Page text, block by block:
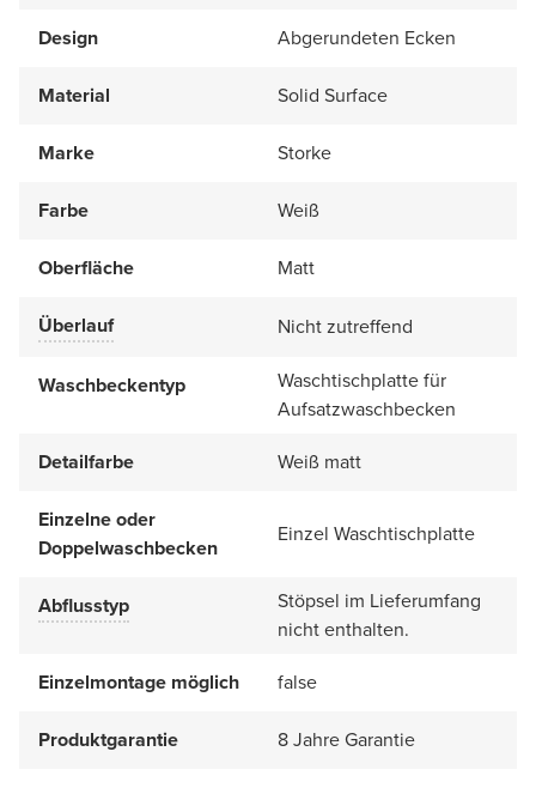
Design Abgerundeten Ecken
Material Solid Surface
Marke Storke
Farbe Weiß
Oberfläche Matt
Überlauf Nicht zutreffend
Waschbeckentyp
Waschtischplatte für
Aufsatzwaschbecken
Detailfarbe
Weiß matt
Einzelne oder
Doppelwaschbecken
Einzel Waschtischplatte
Abflusstyp
Stöpsel im Lieferumfang
nicht enthalten.
Einzelmontage möglich
false
Produktgarantie 8 Jahre Garantie